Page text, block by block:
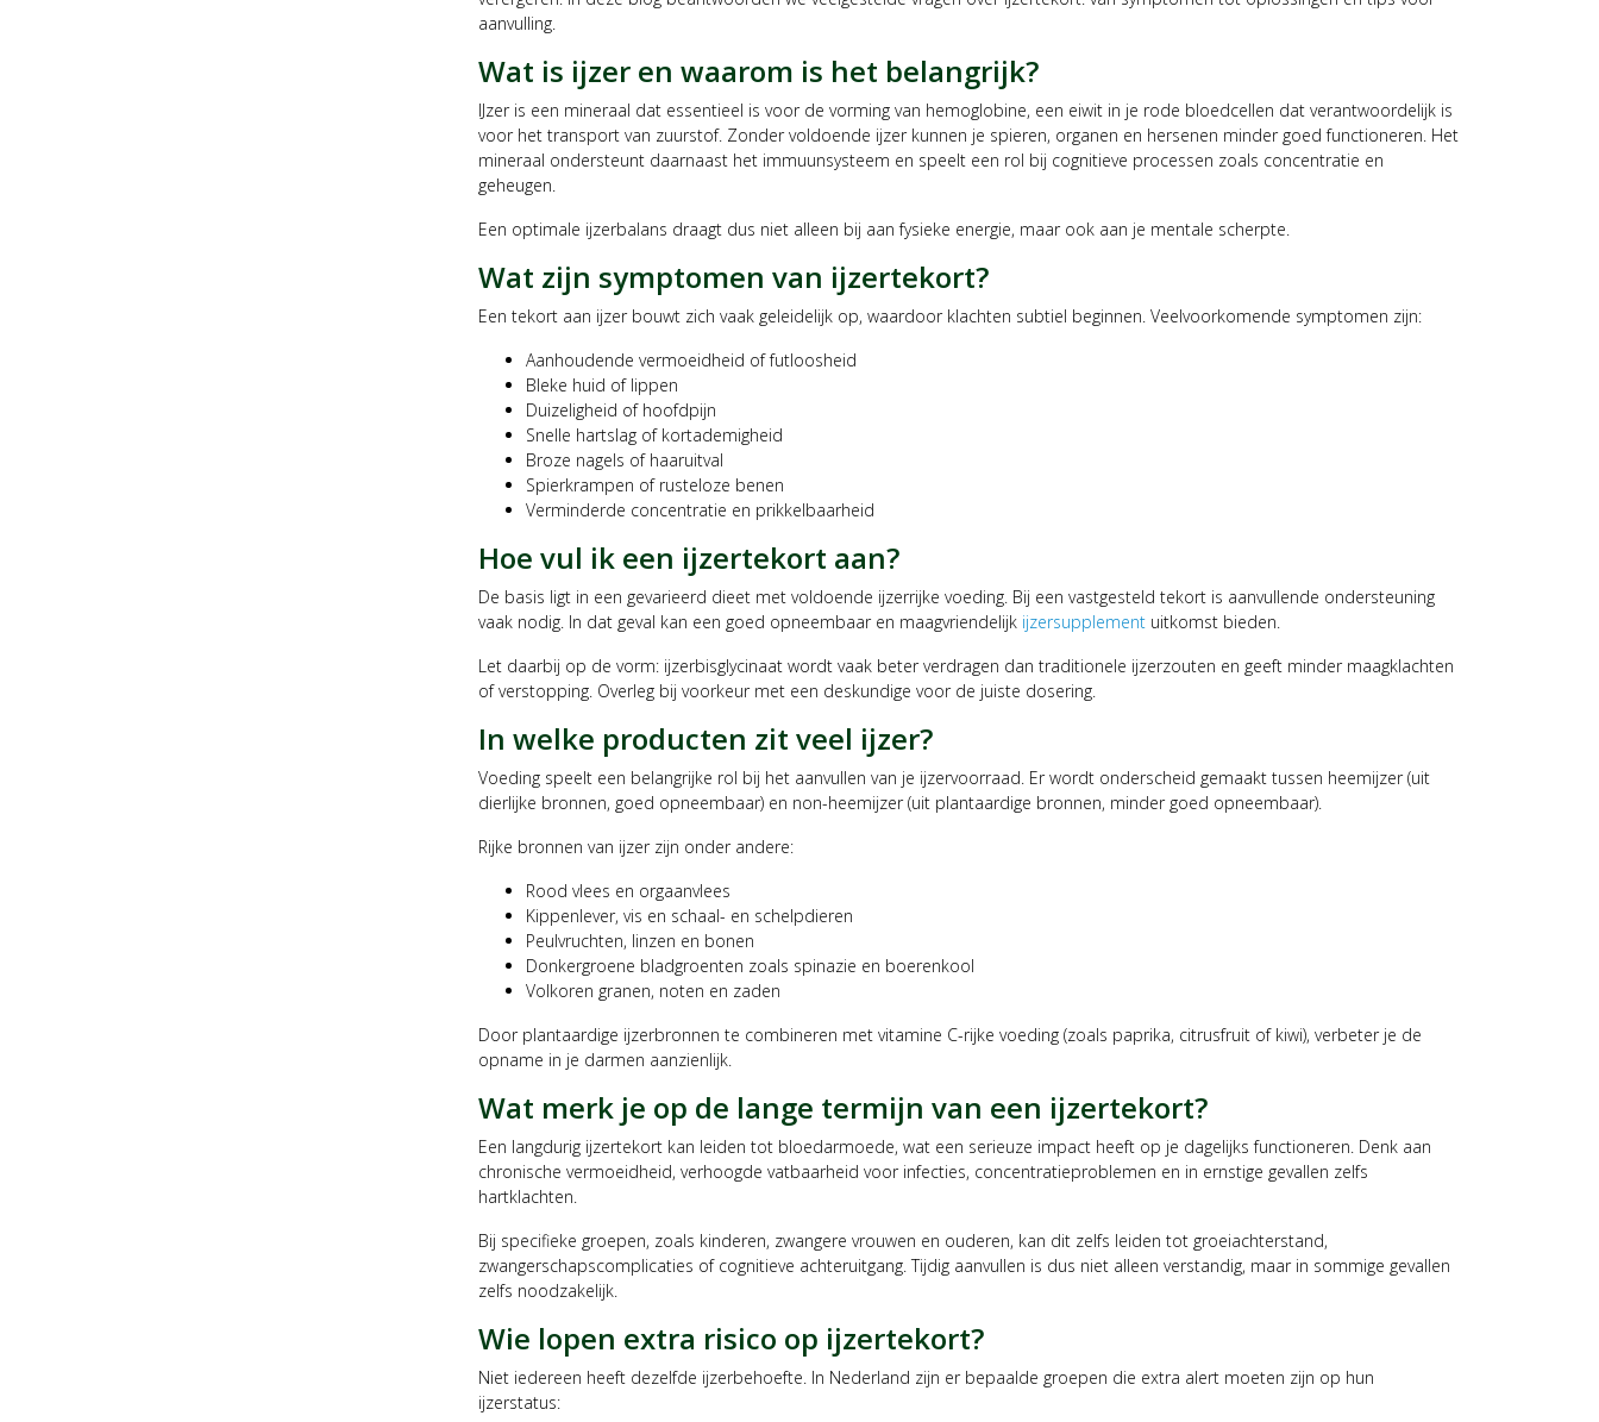
aanvulling.
Wat is ijzer en waarom is het belangrijk?
IJzer is een mineraal dat essentieel is voor de vorming van hemoglobine, een eiwit in je rode bloedcellen dat verantwoordelijk is
voor het transport van zuurstof. Zonder voldoende ijzer kunnen je spieren, organen en hersenen minder goed functioneren. Het
mineraal ondersteunt daarnaast het immuunsysteem en speelt een rol bij cognitieve processen zoals concentratie en
geheugen.
Een optimale ijzerbalans draagt dus niet alleen bij aan fysieke energie, maar ook aan je mentale scherpte.
Wat zijn symptomen van ijzertekort?
Een tekort aan ijzer bouwt zich vaak geleidelijk op, waardoor klachten subtiel beginnen. Veelvoorkomende symptomen zijn:
Aanhoudende vermoeidheid of futloosheid
Bleke huid of lippen
Duizeligheid of hoofdpijn
Snelle hartslag of kortademigheid
Broze nagels of haaruitval
Spierkrampen of rusteloze benen
Verminderde concentratie en prikkelbaarheid
Hoe vul ik een ijzertekort aan?
De basis ligt in een gevarieerd dieet met voldoende ijzerrijke voeding. Bij een vastgesteld tekort is aanvullende ondersteuning
vaak nodig. In dat geval kan een goed opneembaar en maagvriendelijk ijzersupplement uitkomst bieden.
Let daarbij op de vorm: ijzerbisglycinaat wordt vaak beter verdragen dan traditionele ijzerzouten en geeft minder maagklachten
of verstopping. Overleg bij voorkeur met een deskundige voor de juiste dosering.
In welke producten zit veel ijzer?
Voeding speelt een belangrijke rol bij het aanvullen van je ijzervoorraad. Er wordt onderscheid gemaakt tussen heemijzer (uit
dierlijke bronnen, goed opneembaar) en non-heemijzer (uit plantaardige bronnen, minder goed opneembaar).
Rijke bronnen van ijzer zijn onder andere:
Rood vlees en orgaanvlees
Kippenlever, vis en schaal- en schelpdieren
Peulvruchten, linzen en bonen
Donkergroene bladgroenten zoals spinazie en boerenkool
Volkoren granen, noten en zaden
Door plantaardige ijzerbronnen te combineren met vitamine C-rijke voeding (zoals paprika, citrusfruit of kiwi), verbeter je de
opname in je darmen aanzienlijk.
Wat merk je op de lange termijn van een ijzertekort?
Een langdurig ijzertekort kan leiden tot bloedarmoede, wat een serieuze impact heeft op je dagelijks functioneren. Denk aan
chronische vermoeidheid, verhoogde vatbaarheid voor infecties, concentratieproblemen en in ernstige gevallen zelfs
hartklachten.
Bij specifieke groepen, zoals kinderen, zwangere vrouwen en ouderen, kan dit zelfs leiden tot groeiachterstand,
zwangerschapscomplicaties of cognitieve achteruitgang. Tijdig aanvullen is dus niet alleen verstandig, maar in sommige gevallen
zelfs noodzakelijk.
Wie lopen extra risico op ijzertekort?
Niet iedereen heeft dezelfde ijzerbehoefte. In Nederland zijn er bepaalde groepen die extra alert moeten zijn op hun
ijzerstatus: